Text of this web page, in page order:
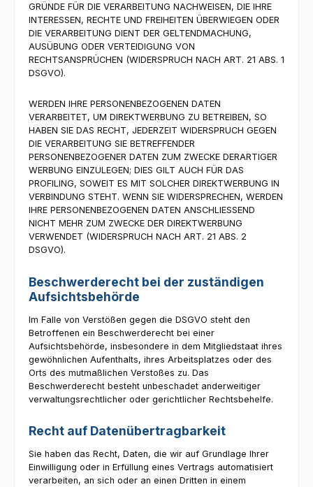
GRÜNDE FÜR DIE VERARBEITUNG NACHWEISEN, DIE IHRE
INTERESSEN, RECHTE UND FREIHEITEN ÜBERWIEGEN ODER
DIE VERARBEITUNG DIENT DER GELTENDMACHUNG,
AUSÜBUNG ODER VERTEIDIGUNG VON
RECHTSANSPRÜCHEN (WIDERSPRUCH NACH ART. 21 ABS. 1
DSGVO).
WERDEN IHRE PERSONENBEZOGENEN DATEN
VERARBEITET, UM DIREKTWERBUNG ZU BETREIBEN, SO
HABEN SIE DAS RECHT, JEDERZEIT WIDERSPRUCH GEGEN
DIE VERARBEITUNG SIE BETREFFENDER
PERSONENBEZOGENER DATEN ZUM ZWECKE DERARTIGER
WERBUNG EINZULEGEN; DIES GILT AUCH FÜR DAS
PROFILING, SOWEIT ES MIT SOLCHER DIREKTWERBUNG IN
VERBINDUNG STEHT. WENN SIE WIDERSPRECHEN, WERDEN
IHRE PERSONENBEZOGENEN DATEN ANSCHLIESSEND
NICHT MEHR ZUM ZWECKE DER DIREKTWERBUNG
VERWENDET (WIDERSPRUCH NACH ART. 21 ABS. 2
DSGVO).
Beschwerde­recht bei der zuständigen
Aufsichts­behörde
Im Falle von Verstößen gegen die DSGVO steht den
Betroffenen ein Beschwerderecht bei einer
Aufsichtsbehörde, insbesondere in dem Mitgliedstaat ihres
gewöhnlichen Aufenthalts, ihres Arbeitsplatzes oder des
Orts des mutmaßlichen Verstoßes zu. Das
Beschwerderecht besteht unbeschadet anderweitiger
verwaltungsrechtlicher oder gerichtlicher Rechtsbehelfe.
Recht auf Daten­übertrag­barkeit
Sie haben das Recht, Daten, die wir auf Grundlage Ihrer
Einwilligung oder in Erfüllung eines Vertrags automatisiert
verarbeiten, an sich oder an einen Dritten in einem